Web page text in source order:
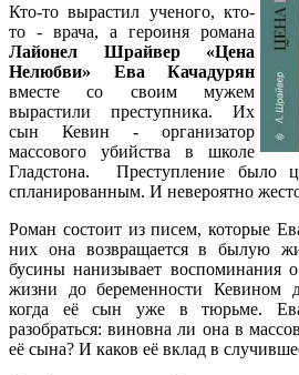
Кто-то вырастил ученого, кто-
то - врача, а героиня романа
Лайонел Шрайвер
«Цена
Нелюбви» Ева Качадурян
вместе со своим мужем
вырастили преступника. Их
сын Кевин - организатор
массового убийства в школе
Гладстона. Преступление было
спланированным. И невероятно
Роман состоит из писем, которые
них она возвращается в былую
бусины нанизывает воспоминания
жизни до беременности Кевином
когда её сын уже в тюрьме. Ева
разобраться: виновна ли она в
её сына? И каков её вклад в